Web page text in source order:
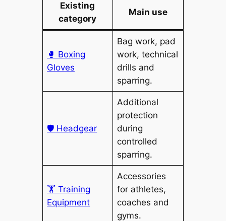
Existing
category
Main use
🥊 Boxing
Gloves
Bag work, pad
work, technical
drills and
sparring.
🛡️ Headgear
Additional
protection
during
controlled
sparring.
🏋️ Training
Equipment
Accessories
for athletes,
coaches and
gyms.